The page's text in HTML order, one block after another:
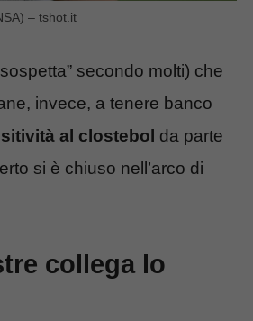
– tshot.it
secondo molti) che
invece, a tenere banco
al clostebol da parte
si è chiuso nell’arco di
collega lo